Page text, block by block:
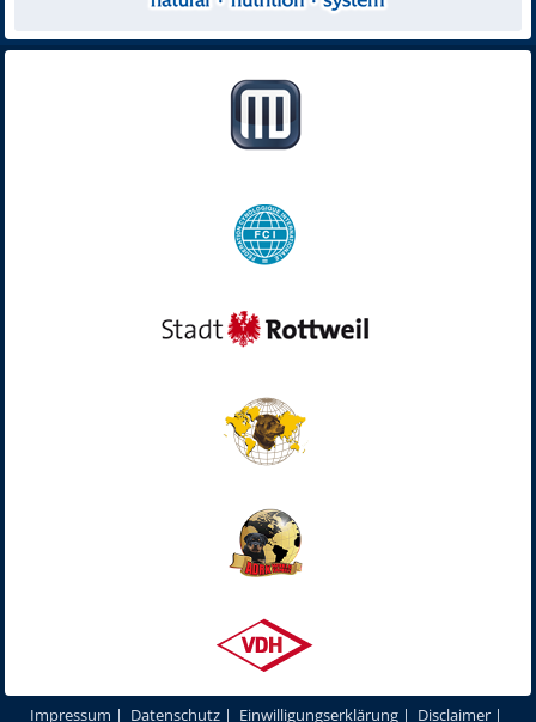
Impressum | Datenschutz | Einwilligungserklärung | Disclaimer |